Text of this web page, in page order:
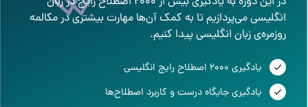
انگلیسی می‌پردازیم تا به کمک آن‌ها مهارت بیشتری در مکالمه
روزمره‌ی زبان انگلیسی پیدا کنیم.
یادگیری 2000 اصطلاح رایج انگلیسی
یادگیری جایگاه درست و کاربرد اصطلاح‌ها